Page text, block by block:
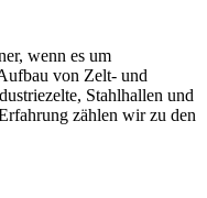
wenn es um
von Zelt- und
Stahlhallen und
zählen wir zu den